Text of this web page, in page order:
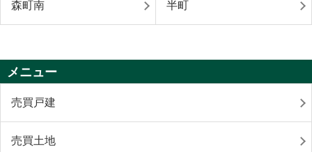
森町南 半町
メニュー
売買戸建
売買土地